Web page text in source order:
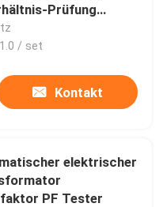
Prüfung
Tester
/ set
Kontakt
elektrischer
PF Tester